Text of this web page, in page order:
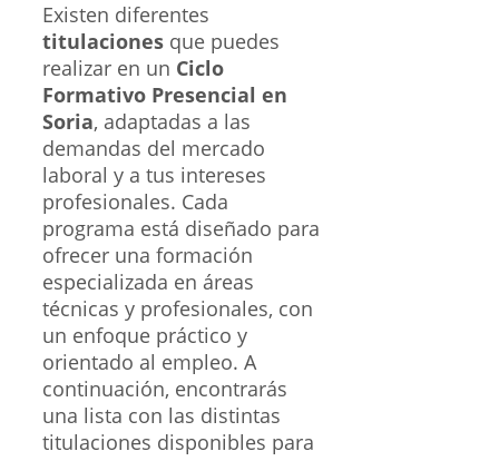
Existen diferentes
titulaciones que puedes
realizar en un Ciclo
Formativo Presencial en
Soria, adaptadas a las
demandas del mercado
laboral y a tus intereses
profesionales. Cada
programa está diseñado para
ofrecer una formación
especializada en áreas
técnicas y profesionales, con
un enfoque práctico y
orientado al empleo. A
continuación, encontrarás
una lista con las distintas
titulaciones disponibles para